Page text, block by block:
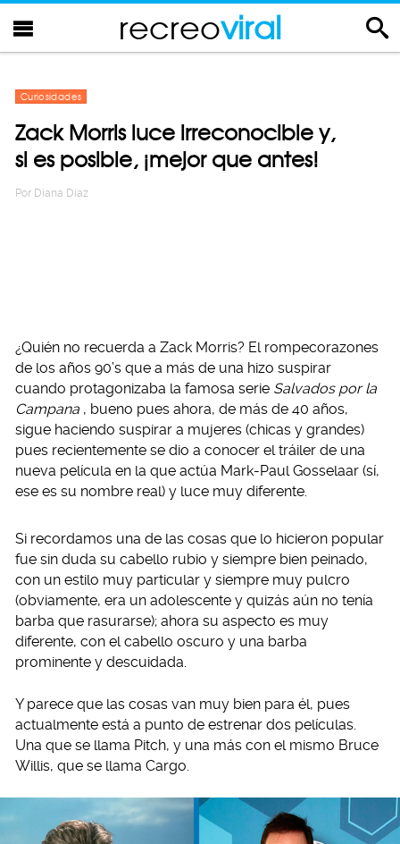
recreoviral
Curiosidades
Zack Morris luce irreconocible y,
si es posible, ¡mejor que antes!
Por Diana Diaz
¿Quién no recuerda a Zack Morris? El rompecorazones
de los años 90’s que a más de una hizo suspirar
cuando protagonizaba la famosa serie Salvados por la
Campana , bueno pues ahora, de más de 40 años,
sigue haciendo suspirar a mujeres (chicas y grandes)
pues recientemente se dio a conocer el tráiler de una
nueva película en la que actúa Mark-Paul Gosselaar (sí,
ese es su nombre real) y luce muy diferente.
Si recordamos una de las cosas que lo hicieron popular
fue sin duda su cabello rubio y siempre bien peinado,
con un estilo muy particular y siempre muy pulcro
(obviamente, era un adolescente y quizás aún no tenía
barba que rasurarse); ahora su aspecto es muy
diferente, con el cabello oscuro y una barba
prominente y descuidada.
Y parece que las cosas van muy bien para él, pues
actualmente está a punto de estrenar dos películas.
Una que se llama Pitch, y una más con el mismo Bruce
Willis, que se llama Cargo.